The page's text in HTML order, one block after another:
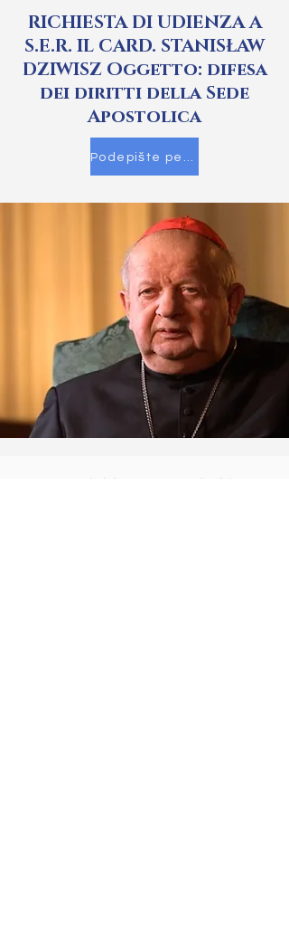
RICHIESTA DI UDIENZA A
S.E.R. IL CARD. STANISŁAW
DZIWISZ Oggetto: difesa
dei diritti della Sede
Apostolica
Podepište petici
RICHIESTA DI UDIENZA A